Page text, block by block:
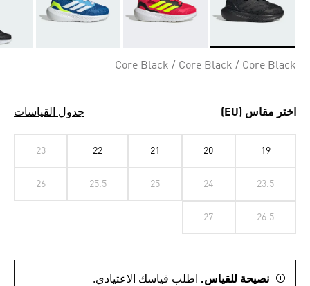
Core Black / Core Black / Core Black
اختر مقاس (EU) جدول القياسات
19
20
21
22
23
23.5
24
25
25.5
26
26.5
27
نصيحة للقياس. اطلب قياسك الاعتيادي.